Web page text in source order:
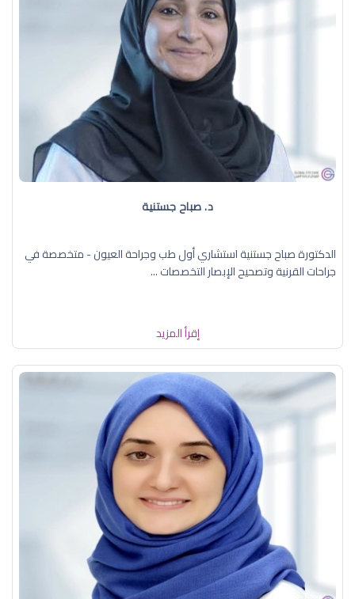
د. صباح جستنية
الدكتورة صباح جستنية استشاري أول طب وجراحة العيون - متخصصة في
جراحات القرنية وتصحيح الإبصار التخصصات ...
إقرأ المزيد